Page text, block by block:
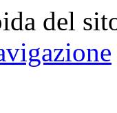
del